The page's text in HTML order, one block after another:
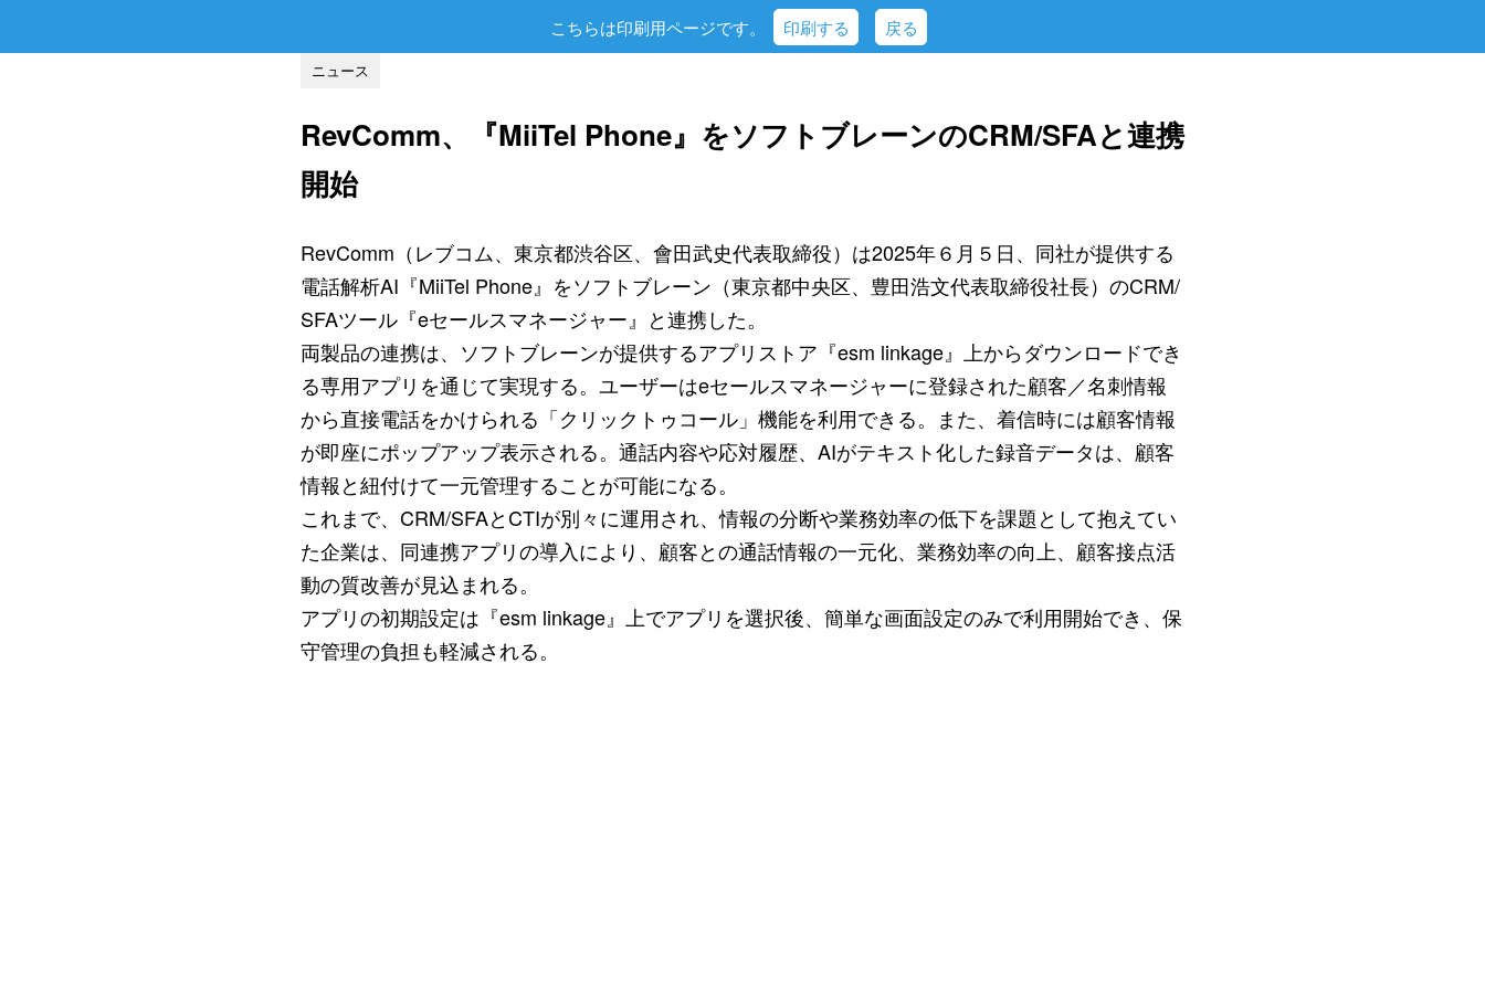
こちらは印刷用ページです。 印刷する 戻る
ニュース
RevComm、『MiiTel Phone』をソフトブレーンのCRM/SFAと連携
開始
RevComm（レブコム、東京都渋谷区、會田武史代表取締役）は2025年６月５日、同社が提供する
電話解析AI『MiiTel Phone』をソフトブレーン（東京都中央区、豊田浩文代表取締役社長）のCRM/
SFAツール『eセールスマネージャー』と連携した。
両製品の連携は、ソフトブレーンが提供するアプリストア『esm linkage』上からダウンロードでき
る専用アプリを通じて実現する。ユーザーはeセールスマネージャーに登録された顧客／名刺情報
から直接電話をかけられる「クリックトゥコール」機能を利用できる。また、着信時には顧客情報
が即座にポップアップ表示される。通話内容や応対履歴、AIがテキスト化した録音データは、顧客
情報と紐付けて一元管理することが可能になる。
これまで、CRM/SFAとCTIが別々に運用され、情報の分断や業務効率の低下を課題として抱えてい
た企業は、同連携アプリの導入により、顧客との通話情報の一元化、業務効率の向上、顧客接点活
動の質改善が見込まれる。
アプリの初期設定は『esm linkage』上でアプリを選択後、簡単な画面設定のみで利用開始でき、保
守管理の負担も軽減される。